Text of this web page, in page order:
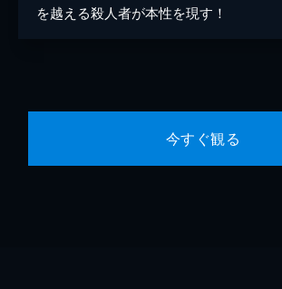
を越える殺人者が本性を現す！
今すぐ観る